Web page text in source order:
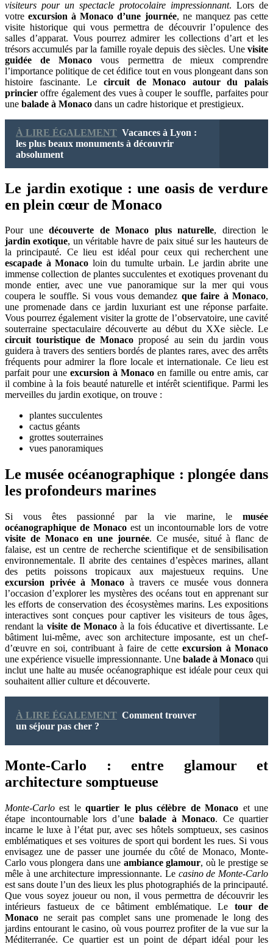
visiteurs pour un spectacle protocolaire impressionnant. Lors de
votreexcursion à Monaco d’une journée, ne manquez pas cette
visite historique qui vous permettra de découvrir l’opulence des
salles d’apparat. Vous pourrez admirer les collections d’art et les
trésors accumulés par la famille royale depuis des siècles. Une visite
guidée de Monaco vous permettra de mieux comprendre
l’importance politique de cet édifice tout en vous plongeant dans son
histoire fascinante. Le circuit de Monaco autour du palais
princier offre également des vues à couper le souffle, parfaites pour
une balade à Monaco dans un cadre historique et prestigieux.
À LIRE ÉGALEMENT Vacances à Lyon :
les plus beaux monuments à découvrir
absolument
Le jardin exotique : une oasis de verdure
en plein cœur de Monaco
Pour une découverte de Monaco plus naturelle, direction le
jardin exotique, un véritable havre de paix situé sur les hauteurs de
la principauté. Ce lieu est idéal pour ceux qui recherchent une
escapade à Monaco loin du tumulte urbain. Le jardin abrite une
immense collection de plantes succulentes et exotiques provenant du
monde entier, avec une vue panoramique sur la mer qui vous
coupera le souffle. Si vous vous demandez que faire à Monaco,
une promenade dans ce jardin luxuriant est une réponse parfaite.
Vous pourrez également visiter la grotte de l’observatoire, une cavité
souterraine spectaculaire découverte au début du XXe siècle. Le
circuit touristique de Monaco proposé au sein du jardin vous
guidera à travers des sentiers bordés de plantes rares, avec des arrêts
fréquents pour admirer la flore locale et internationale. Ce lieu est
parfait pour une excursion à Monaco en famille ou entre amis, car
il combine à la fois beauté naturelle et intérêt scientifique. Parmi les
merveilles du jardin exotique, on trouve :
plantes succulentes
cactus géants
grottes souterraines
vues panoramiques
Le musée océanographique : plongée dans
les profondeurs marines
Si vous êtes passionné par la vie marine, le musée
océanographique de Monacoest un incontournable lors de votre
visite de Monaco en une journée. Ce musée, situé à flanc de
falaise, est un centre de recherche scientifique et de sensibilisation
environnementale. Il abrite des centaines d’espèces marines, allant
des petits poissons tropicaux aux majestueux requins. Une
excursion privée à Monaco à travers ce musée vous donnera
l’occasion d’explorer les mystères des océans tout en apprenant sur
les efforts de conservation des écosystèmes marins. Les expositions
interactives sont conçues pour captiver les visiteurs de tous âges,
rendant la visite de Monaco à la fois éducative et divertissante. Le
bâtiment lui-même, avec son architecture imposante, est un chef-
d’œuvre en soi, contribuant à faire de cetteexcursion à Monaco
une expérience visuelle impressionnante. Une balade à Monaco qui
inclut une halte au musée océanographique est idéale pour ceux qui
souhaitent allier culture et découverte.
À LIRE ÉGALEMENT Comment trouver
un séjour pas cher ?
Monte-Carlo : entre glamour et
architecture somptueuse
Monte-Carlo est lequartier le plus célèbre de Monaco et une
étape incontournable lors d’une balade à Monaco. Ce quartier
incarne le luxe à l’état pur, avec ses hôtels somptueux, ses casinos
emblématiques et ses voitures de sport qui bordent les rues. Si vous
envisagez une de passer une journée du côté de Monaco, Monte-
Carlo vous plongera dans une ambiance glamour, où le prestige se
mêle à une architecture impressionnante. Le casino de Monte-Carlo
est sans doute l’un des lieux les plus photographiés de la principauté.
Que vous soyez joueur ou non, il vous permettra de découvrir les
intérieurs fastueux de ce bâtiment emblématique. Le tour de
Monaco ne serait pas complet sans une promenade le long des
jardins entourant le casino, où vous pourrez profiter de la vue sur la
Méditerranée. Ce quartier est un point de départ idéal pour les